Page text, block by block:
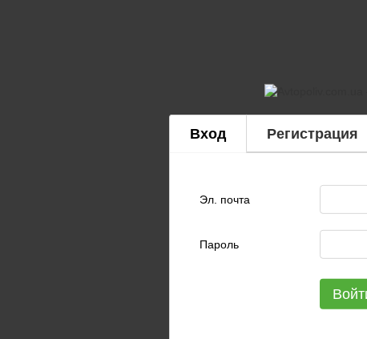
Вход Регистрация
Эл. почта
Пароль